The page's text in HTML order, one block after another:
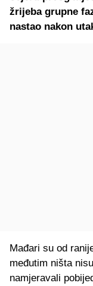
žrijeba grupne
nastao nakon
Mađari su od
međutim ništa
namjeravali